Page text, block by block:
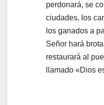
perdonará, se
ciudades, los
los ganados a
Señor hará
restaurará al
llamado «Dios